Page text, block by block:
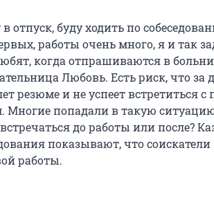
в отпуск, буду ходить по
работы очень много, я и так
когда отпрашиваются в
Любовь. Есть риск, что за
резюме и не успеет встретиться
Многие попадали в такую
до работы или после?
показывают, что
работы.